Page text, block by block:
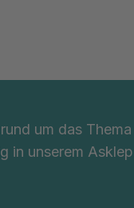
um das Thema
in unserem